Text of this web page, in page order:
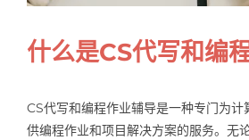
什么是CS代写和编
CS代写和编程作业辅导是一种专门为
供编程作业和项目解决方案的服务。无